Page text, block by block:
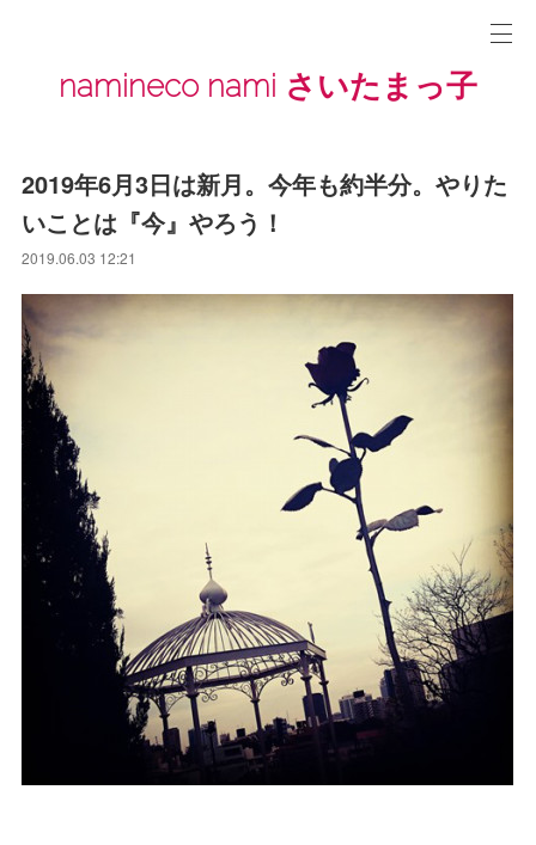
namineco nami さいたまっ子
2019年6月3日は新月。今年も約半分。やりた
いことは『今』やろう！
2019.06.03 12:21